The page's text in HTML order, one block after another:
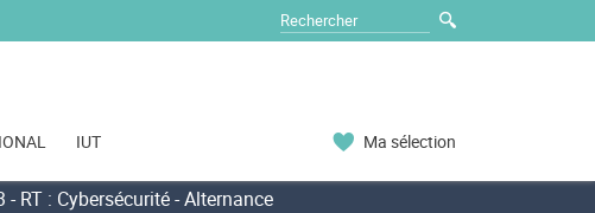
IUT Ma sélection
RT : Cybersécurité - Alternance